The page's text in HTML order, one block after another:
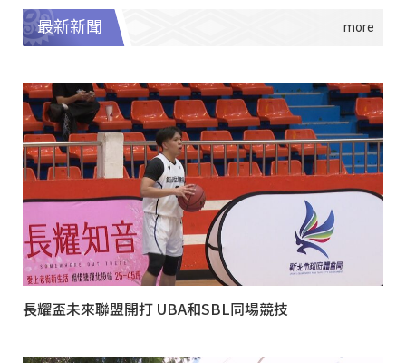
最新新聞
長耀盃未來聯盟開打 UBA和SBL同場競技